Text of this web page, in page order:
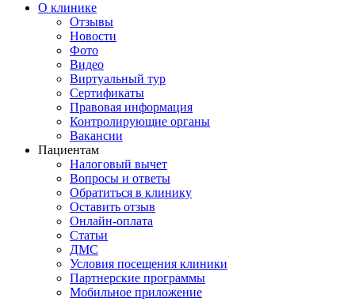
О клинике
Отзывы
Новости
Фото
Видео
Виртуальный тур
Сертификаты
Правовая информация
Контролирующие органы
Вакансии
Пациентам
Налоговый вычет
Вопросы и ответы
Обратиться в клинику
Оставить отзыв
Онлайн-оплата
Статьи
ДМС
Условия посещения клиники
Партнерские программы
Мобильное приложение